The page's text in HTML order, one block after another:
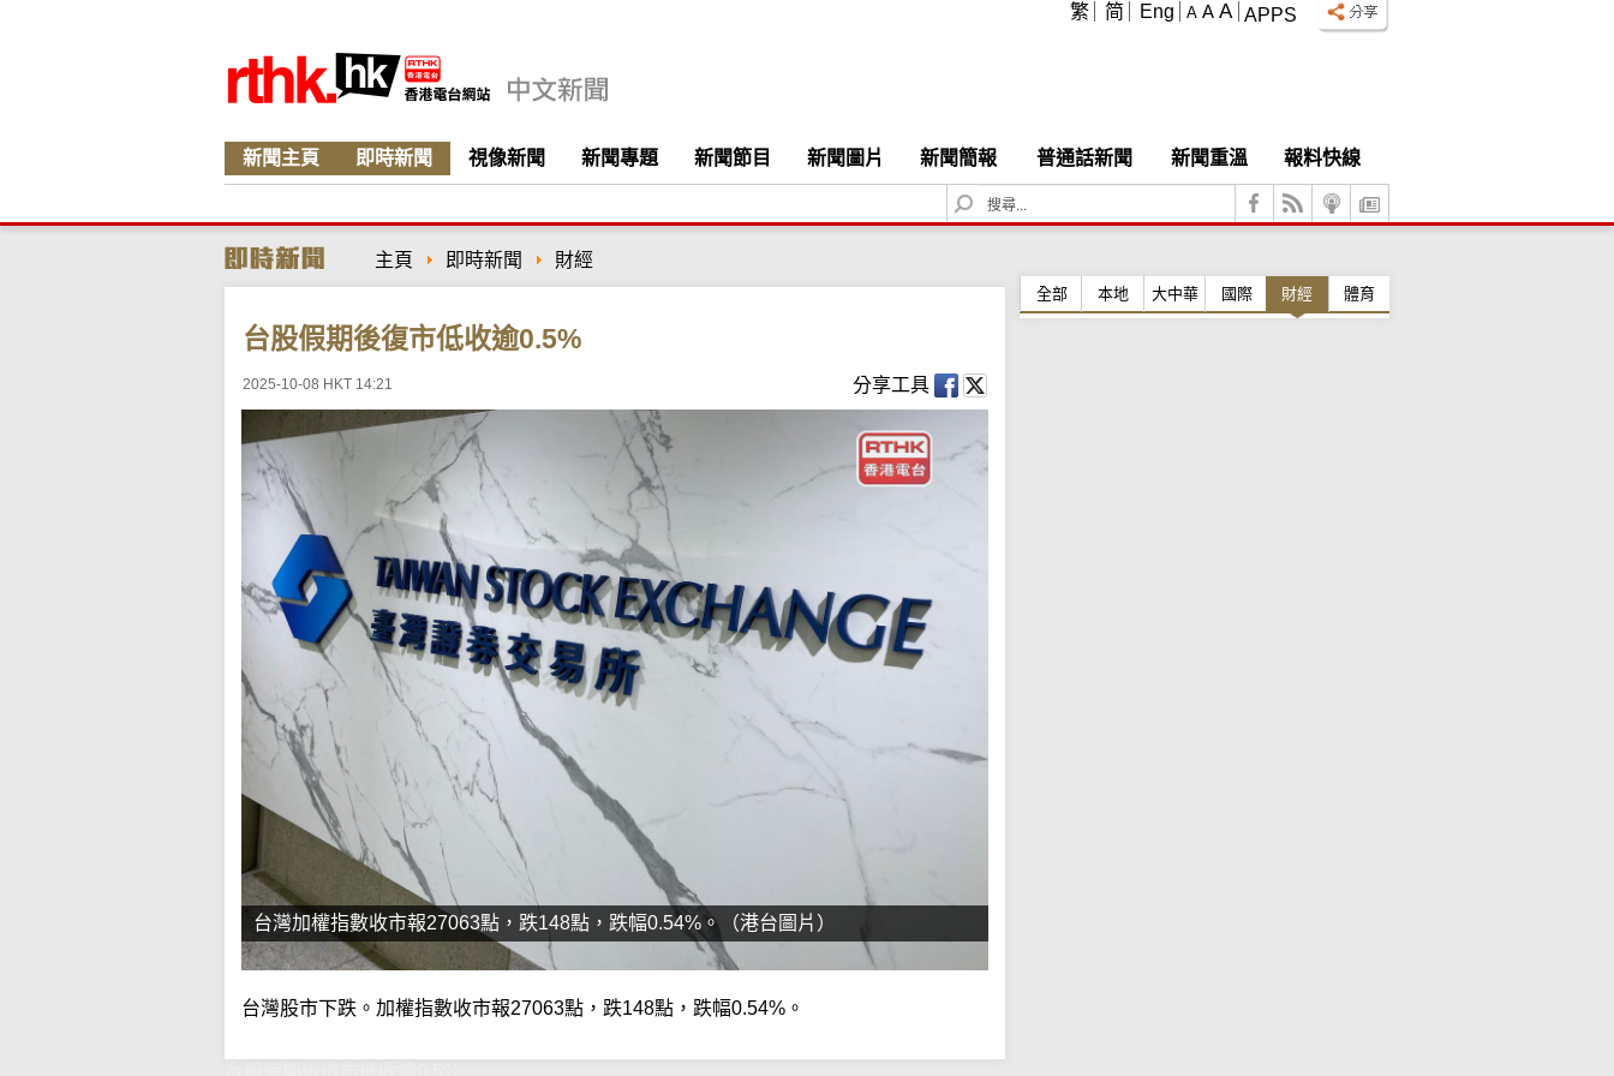
APPS
A A A
繁 简 Eng
新聞主頁 即時新聞 視像新聞 新聞專題 新聞節目 新聞圖片 新聞簡報 普通話新聞 新聞重溫
報料快線
S
e
c
主頁 即時新聞 財經
台股假期後復市低收逾0.5%
2025-10-08 HKT 14:21 分享工具
台灣加權指數收市報27063點，跌148點，跌幅0.54%。（港台圖片）
台灣股市下跌。加權指數收市報27063點，跌148點，跌幅0.54%。
全部 本地 大中華 國際 財經 體育